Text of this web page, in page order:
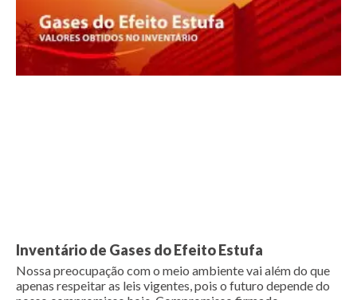
Inventário de Gases do Efeito Estufa
Nossa preocupação com o meio ambiente vai além do que
apenas respeitar as leis vigentes, pois o futuro depende do